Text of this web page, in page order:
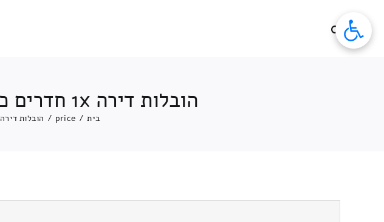
הובלות דירה 1x חדרים כפר ביאליק כולל פירוק והרכבה
בית /
price
/ הובלות דירה 1x חדרים כפר ביאליק כולל פירוק והרכבה